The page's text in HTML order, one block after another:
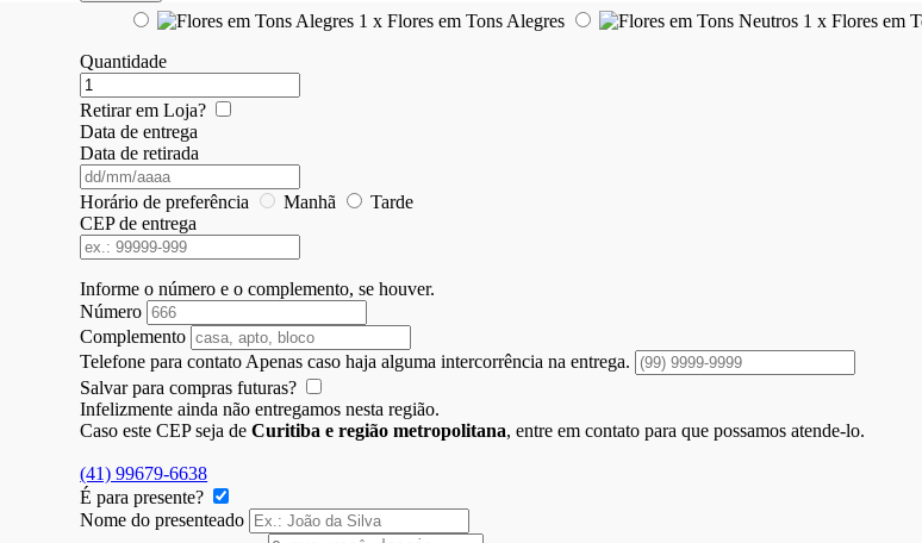
1 x Flores em Tons Alegres 1 x Flores em
Quantidade
Retirar em Loja?
Data de entrega
Data de retirada
Horário de preferência Manhã
Tarde
CEP de entrega
Informe o número e o complemento, se houver.
Número
Complemento
Telefone para contato Apenas caso haja alguma intercorrência na entrega.
Salvar para compras futuras?
Infelizmente ainda não entregamos nesta região.
Caso este CEP seja deCuritiba e região metropolitana, entre em contato para que possamos atende-lo.
(41) 99679-6638
É para presente?
Nome do presenteado